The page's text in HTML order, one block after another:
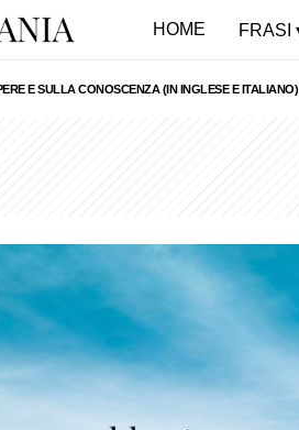
HOME FRASI
E SULLA CONOSCENZA (IN INGLESE E ITALIANO)